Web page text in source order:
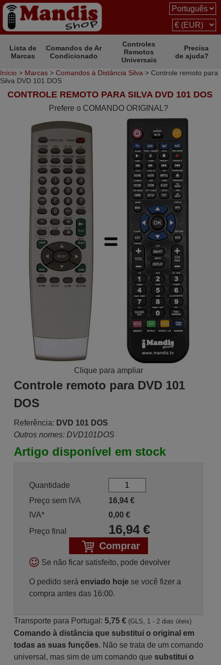
Lista de
Marcas
Comandos de Ar
Condicionado
Controles
Remotos
Universais
Precisa
de ajuda?
Início > Marcas > Comandos à Distância Silva > Controle remoto para
Silva DVD 101 DOS
CONTROLE REMOTO PARA SILVA DVD 101 DOS
Prefere o COMANDO ORIGINAL?
Clique para ampliar
Controle remoto para DVD 101
DOS
Referência: DVD 101 DOS
Outros nomes: DVD101DOS
Artigo disponível em stock
Quantidade
Preço sem IVA
16,94€
IVA*
0,00 €
Preço final
16,94€
Comprar
Se não ficar satisfeito, pode devolver
O pedido será enviado hojese você fizer a
compra antes das 16:00.
Transporte para Portugal: 5,75 € (GLS, 1 - 2 dias úteis)
Comando à distância que substitui o original em
todas as suas funções. Não se trata de um comando
universal, mas sim de um comando que substitui o